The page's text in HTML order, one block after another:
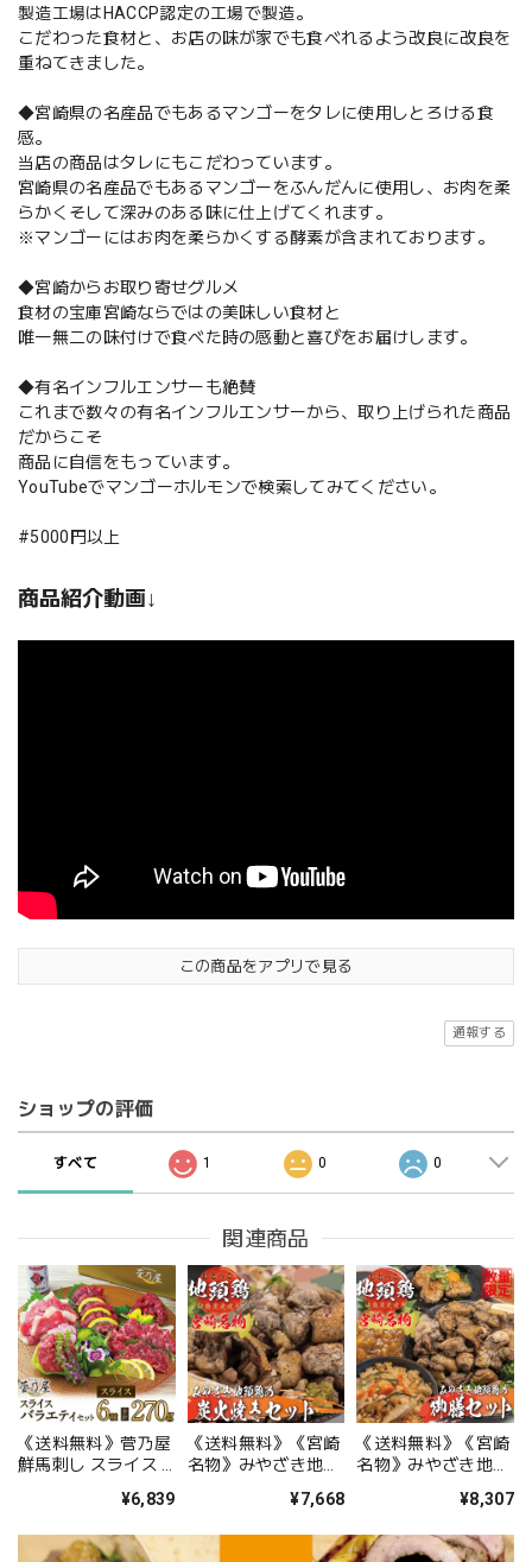
製造工場はHACCP認定の工場で製造。
こだわった食材と、お店の味が家でも食べれるよう改良に改良を
重ねてきました。
◆宮崎県の名産品でもあるマンゴーをタレに使用しとろける食
感。
当店の商品はタレにもこだわっています。
宮崎県の名産品でもあるマンゴーをふんだんに使用し、お肉を柔
らかくそして深みのある味に仕上げてくれます。
※マンゴーにはお肉を柔らかくする酵素が含まれております。
◆宮崎からお取り寄せグルメ
食材の宝庫宮崎ならではの美味しい食材と
唯一無二の味付けで食べた時の感動と喜びをお届けします。
◆有名インフルエンサーも絶賛
これまで数々の有名インフルエンサーから、取り上げられた商品
だからこそ
商品に自信をもっています。
YouTubeでマンゴーホルモンで検索してみてください。
#5000円以上
商品紹介動画↓
この商品をアプリで見る
通報する
ショップの評価
すべて 1 0 0
関連商品
《送料無料》菅乃屋
鮮馬刺し スライス 6
¥6,839
《送料無料》《宮崎
名物》みやざき地頭
¥7,668
《送料無料》《宮崎
名物》みやざき地頭
¥8,307